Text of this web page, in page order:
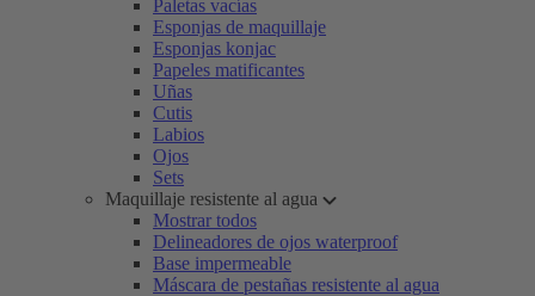
Paletas vacías
Esponjas de maquillaje
Esponjas konjac
Papeles matificantes
Uñas
Cutis
Labios
Ojos
Sets
Maquillaje resistente al agua
Mostrar todos
Delineadores de ojos waterproof
Base impermeable
Máscara de pestañas resistente al agua